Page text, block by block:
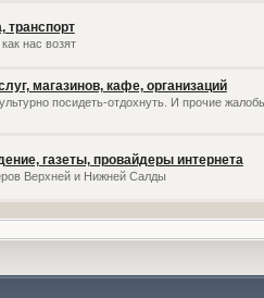
транспорт
нас возят
магазинов, кафе, организаций
посидеть-отдохнуть. И прочие
газеты, провайдеры интернета
Верхней и Нижней Салды